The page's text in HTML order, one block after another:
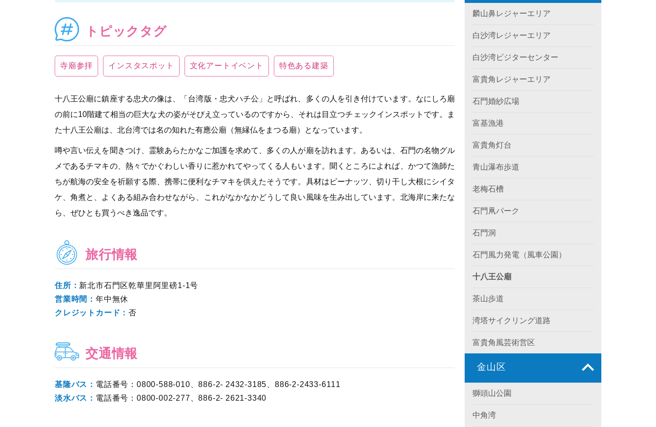
トピックタグ
寺廟参拝 インスタスポット 文化アートイベント 特色ある建築
十八王公廟に鎮座する忠犬の像は、「台湾版・忠犬ハチ公」と呼ばれ、多くの人を引き付けています。なにしろ廟
の前に10階建て相当の巨大な犬の姿がそびえ立っているのですから、それは目立つチェックインスポットです。ま
た十八王公廟は、北台湾では名の知れた有應公廟（無縁仏をまつる廟）となっています。
噂や言い伝えを聞きつけ、霊験あらたかなご加護を求めて、多くの人が廟を訪れます。あるいは、石門の名物グル
メであるチマキの、熱々でかぐわしい香りに惹かれてやってくる人もいます。聞くところによれば、かつて漁師た
ちが航海の安全を祈願する際、携帯に便利なチマキを供えたそうです。具材はピーナッツ、切り干し大根にシイタ
ケ、角煮と、よくある組み合わせながら、これがなかなかどうして良い風味を生み出しています。北海岸に来たな
ら、ぜひとも買うべき逸品です。
旅行情報
住所： 新北市石門区乾華里阿里磅1-1号
営業時間： 年中無休
クレジットカード：否
交通情報
基隆バス： 電話番号：0800-588-010、886-2- 2432-3185、886-2-2433-6111
淡水バス： 電話番号：0800-002-277、886-2- 2621-3340
麟山鼻レジャーエリア
白沙湾レジャーエリア
白沙湾ビジターセンター
富貴角レジャーエリア
石門婚紗広場
富基漁港
富貴角灯台
青山瀑布歩道
老梅石槽
石門凧パーク
石門洞
石門風力発電（風車公園）
十八王公廟
茶山歩道
湾塔サイクリング道路
富貴角風芸術営区
金山区
獅頭山公園
中角湾